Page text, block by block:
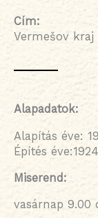
Cím:
Vermešov kraj
Alapadatok:
Alapítás éve:
Építés
Miserend:
vasárnap 9.00